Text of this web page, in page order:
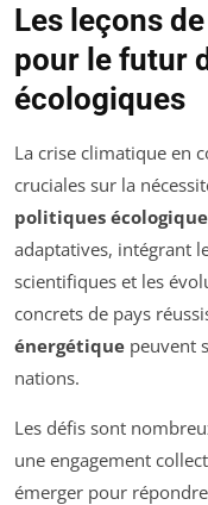
Les leçons
pour le futur
écologiques
La crise climatique en
cruciales sur la
politiques
adaptatives, intégrant
scientifiques et les
concrets de pays
énergétique peuvent
nations.
Les défis sont
une engagement
émerger pour